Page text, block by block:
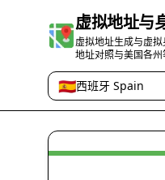
虚拟地址与
虚拟地址生成与虚
地址对照与美国各
国家或地区
🇪🇸西班牙 Spain